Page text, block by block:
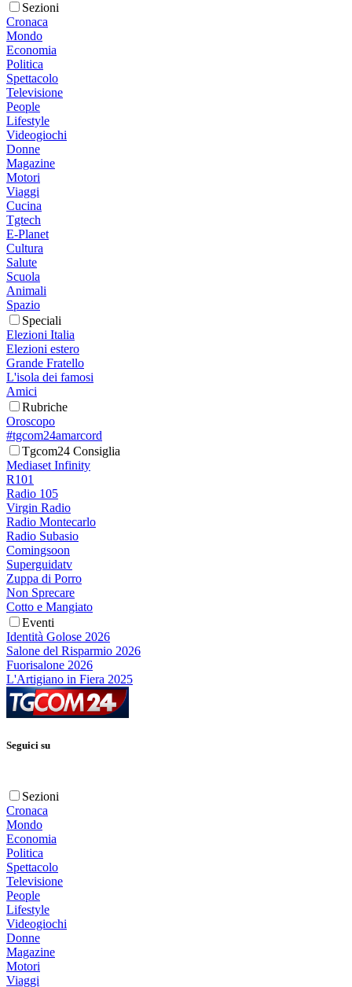
Sezioni
Cronaca
Mondo
Economia
Politica
Spettacolo
Televisione
People
Lifestyle
Videogiochi
Donne
Magazine
Motori
Viaggi
Cucina
Tgtech
E-Planet
Cultura
Salute
Scuola
Animali
Spazio
Speciali
Elezioni Italia
Elezioni estero
Grande Fratello
L'isola dei famosi
Amici
Rubriche
Oroscopo
#tgcom24amarcord
Tgcom24 Consiglia
Mediaset Infinity
R101
Radio 105
Virgin Radio
Radio Montecarlo
Radio Subasio
Comingsoon
Superguidatv
Zuppa di Porro
Non Sprecare
Cotto e Mangiato
Eventi
Identità Golose 2026
Salone del Risparmio 2026
Fuorisalone 2026
L'Artigiano in Fiera 2025
Seguici su
Sezioni
Cronaca
Mondo
Economia
Politica
Spettacolo
Televisione
People
Lifestyle
Videogiochi
Donne
Magazine
Motori
Viaggi